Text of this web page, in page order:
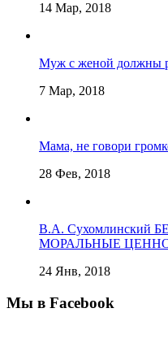
14 Мар, 2018
Муж с женой должны
7 Мар, 2018
Мама, не говори
28 Фев, 2018
В.А. Сухомлинский
МОРАЛЬНЫЕ
24 Янв, 2018
Мы в Facebook